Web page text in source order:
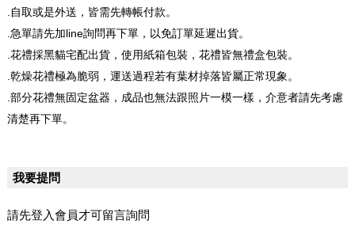
.自取或是外送，皆需先轉帳付款。
.急單請先加line詢問再下單，以免訂單延遲出貨。
.花禮採黑貓宅配出貨，使用紙箱包裝，花禮皆無禮盒包裝。
.乾燥花禮極為脆弱，運送過程若有葉材掉落皆屬正常現象。
.部分花禮無固定盆器，成品也無法跟照片一模一樣，介意者請先考慮
清楚再下單。
我要提問
請先登入會員才可留言詢問